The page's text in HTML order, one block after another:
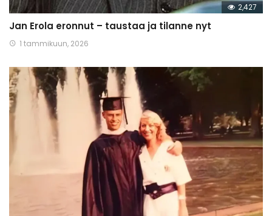
2,427
Jan Erola eronnut – taustaa ja tilanne nyt
1 tammikuun, 2026